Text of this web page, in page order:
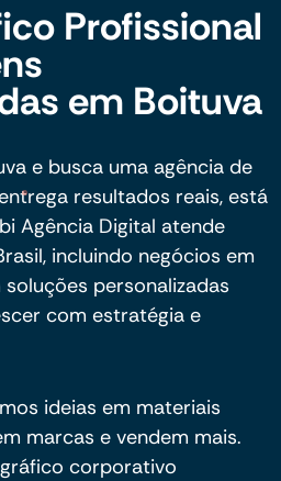
Profissional
em Boituva
e busca uma agência de
resultados reais, está
Agência Digital atende
incluindo negócios em
personalizadas
com estratégia e
ideias em materiais
marcas e vendem mais.
corporativo